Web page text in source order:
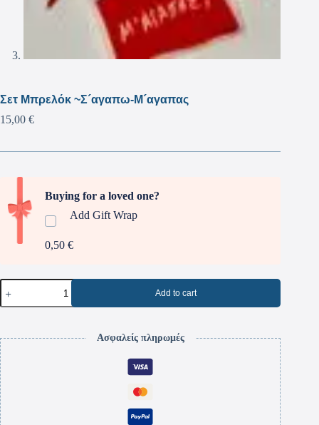
Σετ Μπρελόκ ~Σ´αγαπω-Μ´αγαπας
15,00 €
Buying for a loved one?
Add Gift Wrap
0,50 €
Add to cart
Ασφαλείς πληρωμές